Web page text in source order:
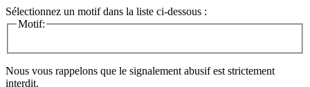
Sélectionnez un motif dans la liste ci-dessous :
Motif:
Nous vous rappelons que le signalement abusif est strictement
interdit.